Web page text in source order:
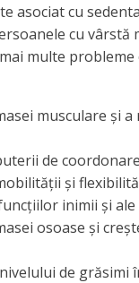
asociat cu
cu vârstă
multe probleme
musculare și
de
și
inimii și
osoase și
de grăsimi